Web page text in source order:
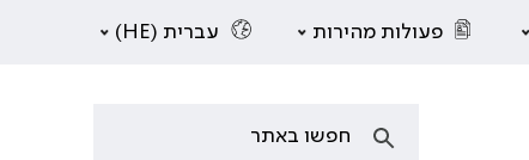
פעולות מהירות עברית (HE)